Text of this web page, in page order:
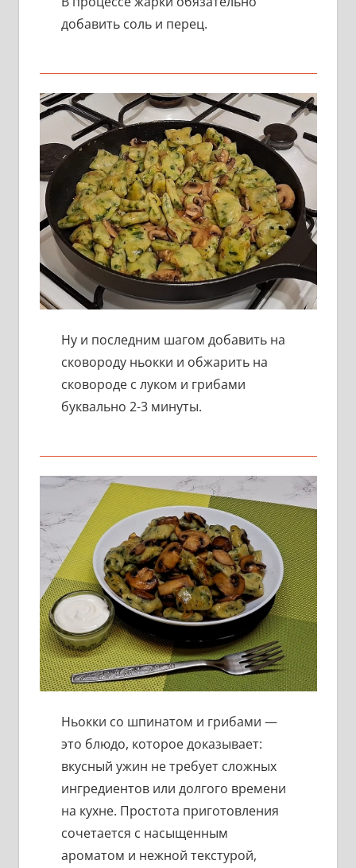
добавить соль и перец.
Ну и последним шагом добавить на
сковороду ньокки и обжарить на
сковороде с луком и грибами
буквально 2-3 минуты.
Ньокки со шпинатом и грибами —
это блюдо, которое доказывает:
вкусный ужин не требует сложных
ингредиентов или долгого времени
на кухне. Простота приготовления
сочетается с насыщенным
ароматом и нежной текстурой,